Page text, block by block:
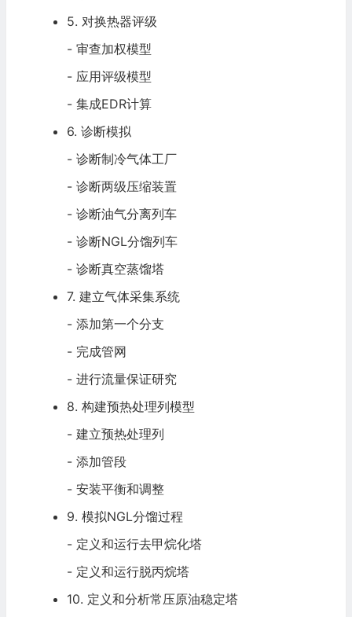
5. 对换热器评级
- 审查加权模型
- 应用评级模型
- 集成EDR计算
6. 诊断模拟
- 诊断制冷气体工厂
- 诊断两级压缩装置
- 诊断油气分离列车
- 诊断NGL分馏列车
- 诊断真空蒸馏塔
7. 建立气体采集系统
- 添加第一个分支
- 完成管网
- 进行流量保证研究
8. 构建预热处理列模型
- 建立预热处理列
- 添加管段
- 安装平衡和调整
9. 模拟NGL分馏过程
- 定义和运行去甲烷化塔
- 定义和运行脱丙烷塔
10. 定义和分析常压原油稳定塔